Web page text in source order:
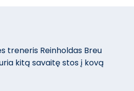
treneris Reinholdas Breu
kitą savaitę stos į kovą